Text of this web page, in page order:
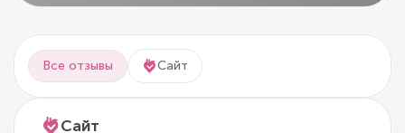
Все отзывы Сайт
Сайт